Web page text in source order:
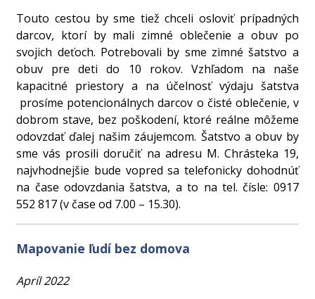
Touto cestou by sme tiež chceli osloviť prípadných
darcov, ktorí by mali zimné oblečenie a obuv po
svojich deťoch. Potrebovali by sme zimné šatstvo a
obuv pre deti do 10 rokov. Vzhľadom na naše
kapacitné priestory a na účelnosť výdaju šatstva
prosíme potencionálnych darcov o čisté oblečenie, v
dobrom stave, bez poškodení, ktoré reálne môžeme
odovzdať ďalej našim záujemcom. Šatstvo a obuv by
sme vás prosili doručiť na adresu M. Chrásteka 19,
najvhodnejšie bude vopred sa telefonicky dohodnúť
na čase odovzdania šatstva, a to na tel. čísle: 0917
552 817 (v čase od 7.00 – 15.30).
Mapovanie ľudí bez domova
Apríl 2022